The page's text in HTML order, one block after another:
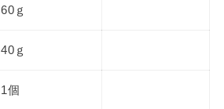
60ｇ
40ｇ
1個